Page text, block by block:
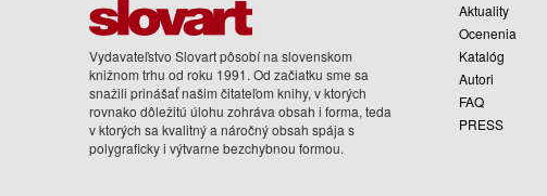
Vydavateľstvo Slovart pôsobí na slovenskom
knižnom trhu od roku 1991. Od začiatku sme sa
snažili prinášať našim čitateľom knihy, v ktorých
rovnako dôležitú úlohu zohráva obsah i forma, teda
v ktorých sa kvalitný a náročný obsah spája s
polygraficky i výtvarne bezchybnou formou.
Aktuality
Ocenenia
Katalóg
Autori
FAQ
PRESS